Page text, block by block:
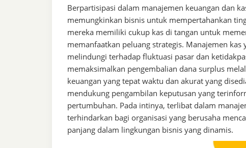
Berpartisipasi dalam manajemen keuangan dan
memungkinkan bisnis untuk mempertahankan
mereka memiliki cukup kas di tangan untuk
memanfaatkan peluang strategis. Manajemen
melindungi terhadap fluktuasi pasar dan
memaksimalkan pengembalian dana surplus
keuangan yang tepat waktu dan akurat yang
mendukung pengambilan keputusan yang
pertumbuhan. Pada intinya, terlibat dalam
terhindarkan bagi organisasi yang berusaha
panjang dalam lingkungan bisnis yang dinamis.